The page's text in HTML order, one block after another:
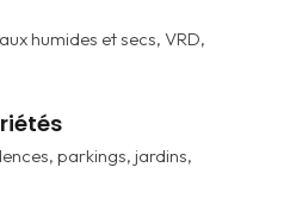
humides et secs, VRD,
parkings, jardins,